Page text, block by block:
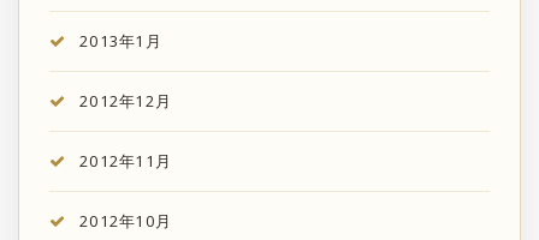
2013年1月
2012年12月
2012年11月
2012年10月